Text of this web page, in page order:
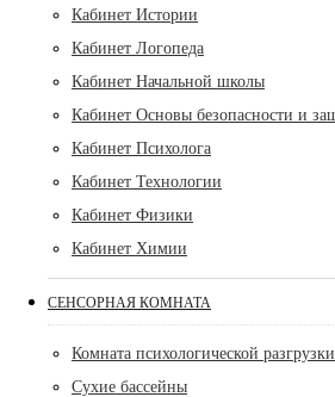
Кабинет Истории
Кабинет Логопеда
Кабинет Начальной школы
Кабинет Основы безопасности и
Кабинет Психолога
Кабинет Технологии
Кабинет Физики
Кабинет Химии
СЕНСОРНАЯ КОМНАТА
Комната психологической разгрузки
Сухие бассейны